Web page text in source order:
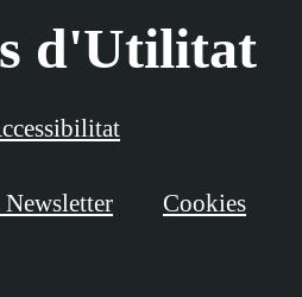
d'Utilitat
Newsletter Cookies